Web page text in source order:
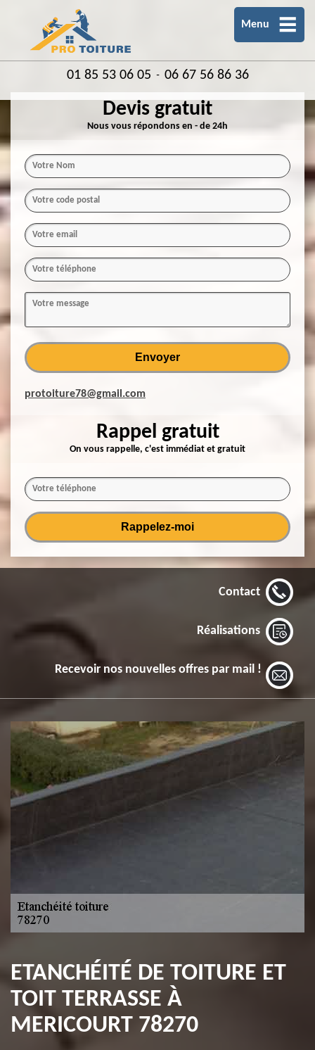
Menu
01 85 53 06 05 - 06 67 56 86 36
Devis gratuit
Nous vous répondons en - de 24h
protoiture78@gmail.com
Rappel gratuit
On vous rappelle, c'est immédiat et gratuit
Contact
Réalisations
Recevoir nos nouvelles offres par mail !
ETANCHÉITÉ DE TOITURE ET
TOIT TERRASSE À
MERICOURT 78270